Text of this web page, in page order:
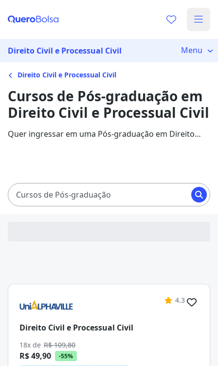
Direito Civil e Processual Civil Menu
Direito Civil e Processual Civil
Cursos de Pós-graduação em
Direito Civil e Processual Civil
Quer ingressar em uma Pós-graduação em Direito
Cursos de Pós-graduação
4.3
Direito Civil e Processual Civil
18x de R$ 109,80
R$ 49,90 -55%